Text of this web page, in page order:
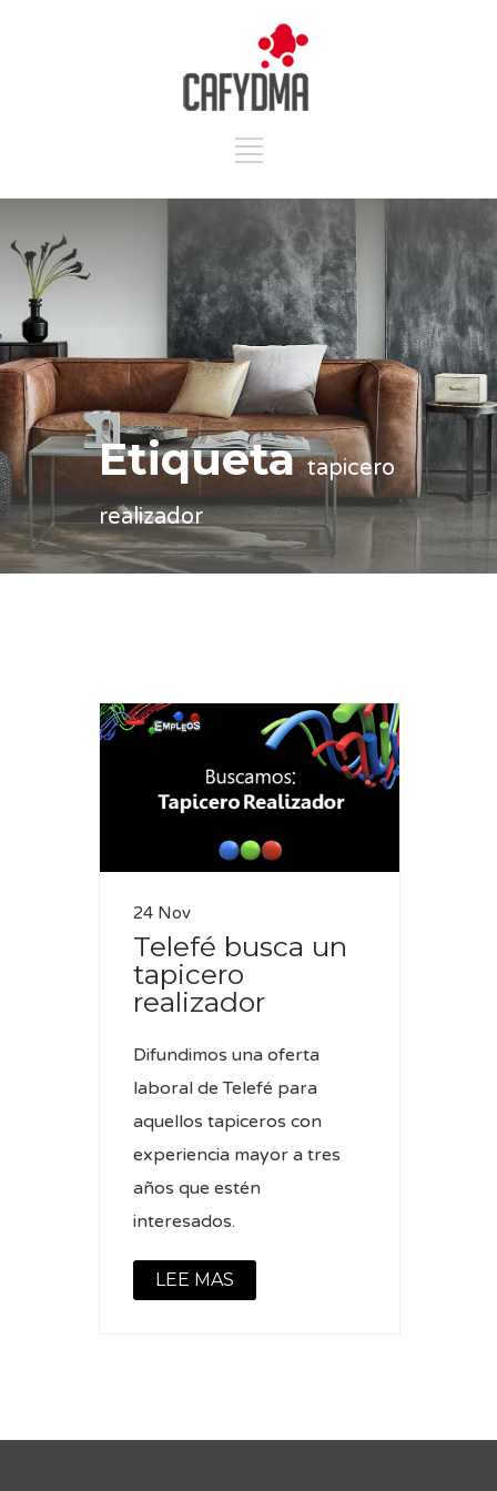
Etiquetatapicero
realizador
24 Nov
Telefé busca un
tapicero
realizador
Difundimos una oferta
laboral de Telefé para
aquellos tapiceros con
experiencia mayor a tres
años que estén
interesados.
LEE MAS